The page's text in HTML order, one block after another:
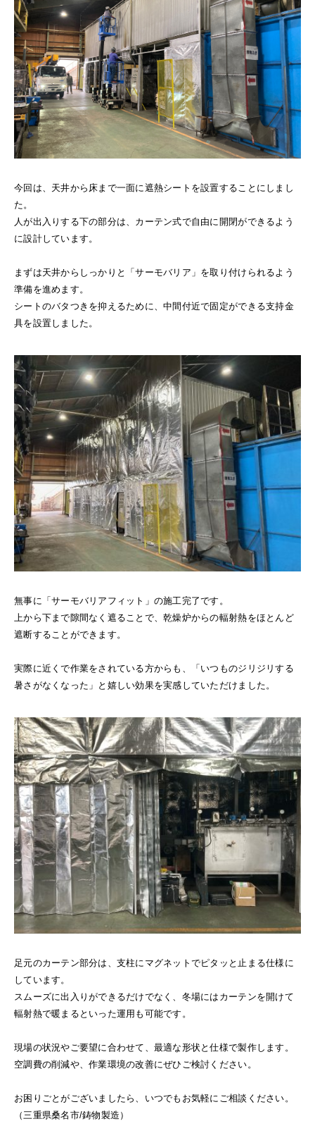
今回は、天井から床まで一面に遮熱シートを設置することにしまし
た。
人が出入りする下の部分は、カーテン式で自由に開閉ができるよう
に設計しています。
まずは天井からしっかりと「サーモバリア」を取り付けられるよう
準備を進めます。
シートのバタつきを抑えるために、中間付近で固定ができる支持金
具を設置しました。
無事に「サーモバリアフィット」の施工完了です。
上から下まで隙間なく遮ることで、乾燥炉からの輻射熱をほとんど
遮断することができます。
実際に近くで作業をされている方からも、「いつものジリジリする
暑さがなくなった」と嬉しい効果を実感していただけました。
足元のカーテン部分は、支柱にマグネットでピタッと止まる仕様に
しています。
スムーズに出入りができるだけでなく、冬場にはカーテンを開けて
輻射熱で暖まるといった運用も可能です。
現場の状況やご要望に合わせて、最適な形状と仕様で製作します。
空調費の削減や、作業環境の改善にぜひご検討ください。
お困りごとがございましたら、いつでもお気軽にご相談ください。
（三重県桑名市/鋳物製造）